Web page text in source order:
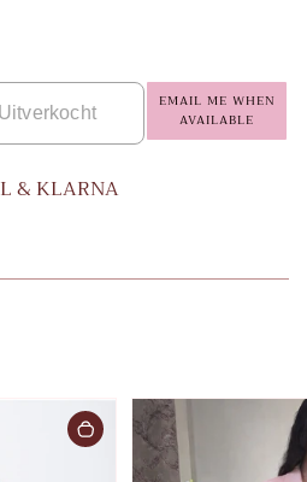
Uitverkocht
EMAIL ME WHEN
AVAILABLE
& KLARNA